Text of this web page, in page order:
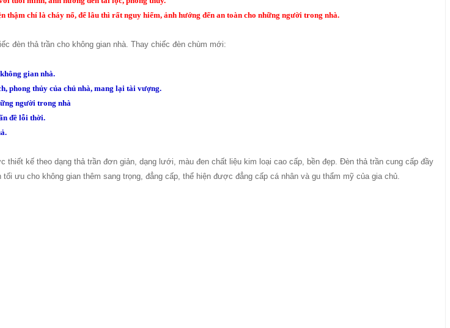
thậm chí là cháy nổ, để lâu thì rất nguy hiểm, ảnh hướng đến an toàn cho những người trong nhà.
đèn thả trần cho không gian nhà. Thay chiếc đèn chùm mới:
gian nhà.
phong thủy của chủ nhà, mang lại tài vượng.
người trong nhà
đề lỗi thời.
thiết kế theo dạng thả trần đơn giản, dạng lưới, màu đen chất liệu kim loại cao cấp, bền đẹp. Đèn thả trần cung cấp đầy
ưu cho không gian thêm sang trọng, đẳng cấp, thể hiện được đẳng cấp cá nhân và gu thẩm mỹ của gia chủ.